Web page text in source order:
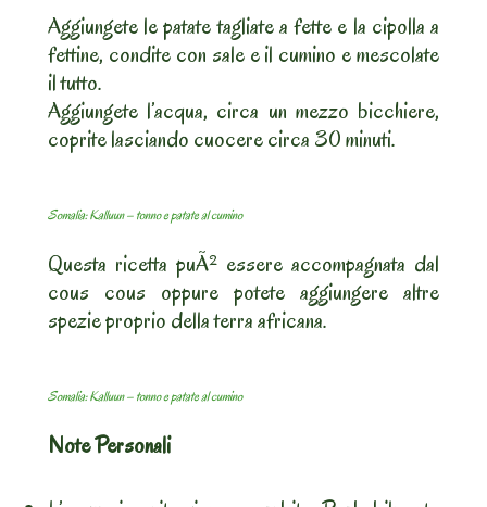
Aggiungete le patate tagliate a fette e la cipolla a
fettine, condite con sale e il cumino e mescolate
il tutto.
Aggiungete l’acqua, circa un mezzo bicchiere,
coprite lasciando cuocere circa 30 minuti.
Somalia: Kalluun – tonno e patate al cumino
Questa ricetta puÃ² essere accompagnata dal
cous cous oppure potete aggiungere altre
spezie proprio della terra africana.
Somalia: Kalluun – tonno e patate al cumino
Note Personali